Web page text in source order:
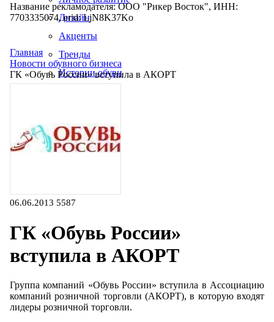
Дизайн
Акценты
Тренды
Истории обуви
Название рекламодателя: ООО "Рикер Восток", ИНН:
7703335074, erid: LjN8K37Ko
Главная
Новости обувного бизнеса
ГК «Обувь России» вступила в АКОРТ
06.06.2013 5587
ГК «Обувь России»
вступила в АКОРТ
Группа компаний «Обувь России» вступила в Ассоциацию
компаний розничной торговли (АКОРТ), в которую входят
лидеры розничной торговли.